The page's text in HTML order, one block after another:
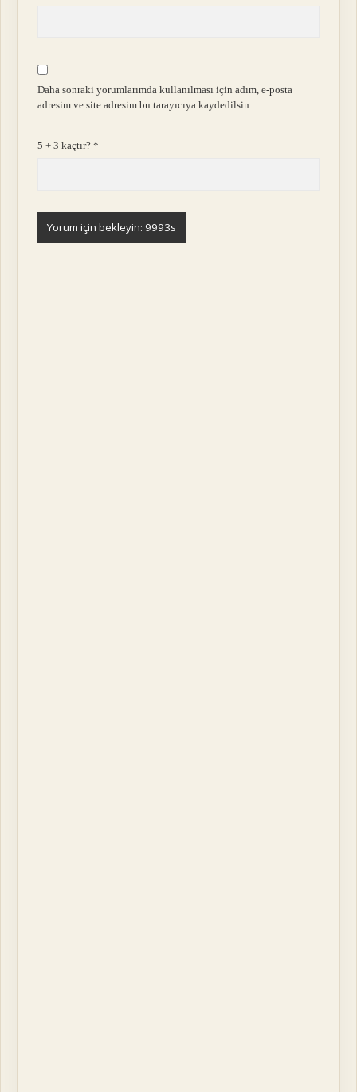
Daha sonraki yorumlarımda kullanılması için adım, e-posta
adresim ve site adresim bu tarayıcıya kaydedilsin.
5 + 3 kaçtır?*